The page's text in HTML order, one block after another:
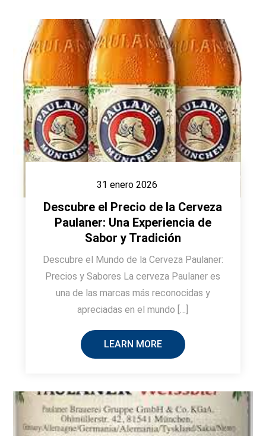
31 enero 2026
Descubre el Precio de la Cerveza
Paulaner: Una Experiencia de
Sabor y Tradición
Descubre el Mundo de la Cerveza Paulaner:
Precios y Sabores La cerveza Paulaner es
una de las marcas más reconocidas y
apreciadas en el mundo […]
LEARN MORE